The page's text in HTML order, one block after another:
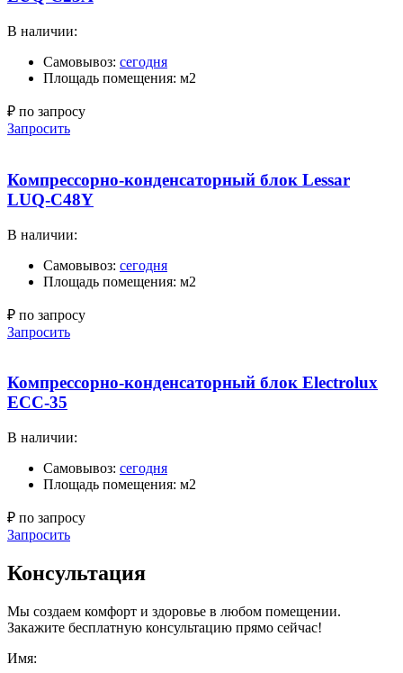
В наличии:
Самовывоз: сегодня
Площадь помещения: м2
₽ по запросу
Запросить
Компрессорно-конденсаторный блок Lessar
LUQ-C48Y
В наличии:
Самовывоз: сегодня
Площадь помещения: м2
₽ по запросу
Запросить
Компрессорно-конденсаторный блок Electrolux
ECC-35
В наличии:
Самовывоз: сегодня
Площадь помещения: м2
₽ по запросу
Запросить
Консультация
Мы создаем комфорт и здоровье в любом помещении.
Закажите бесплатную консультацию прямо сейчас!
Имя: